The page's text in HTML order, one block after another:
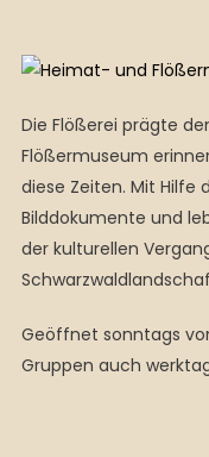
Die Flößerei prägte
Flößermuseum
diese Zeiten. Mit Hilfe
Bilddokumente und
der kulturellen
Geöffnet sonntags
Gruppen auch